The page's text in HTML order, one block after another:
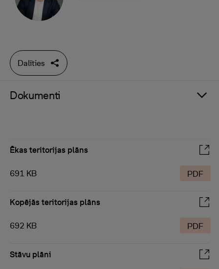
Dalīties
Dokumenti
Ēkas teritorijas plāns
691 KB PDF
Kopējās teritorijas plāns
692 KB PDF
Stāvu plāni